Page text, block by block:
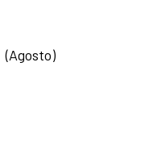
(Agosto)